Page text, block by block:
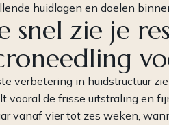
huidlagen en doelen
snel zie je
verbetering in huidstructuur
vooral de frisse uitstraling en
vanaf vier tot zes weken,